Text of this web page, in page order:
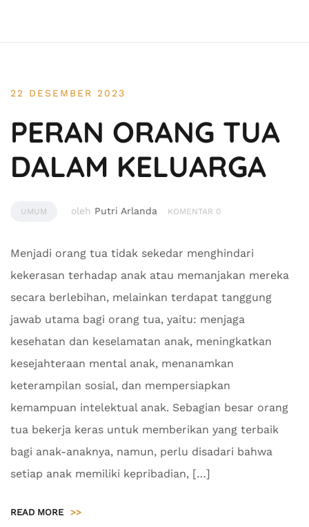
22 DESEMBER 2023
PERAN ORANG TUA
DALAM KELUARGA
UMUM oleh Putri Arlanda KOMENTAR 0
Menjadi orang tua tidak sekedar menghindari
kekerasan terhadap anak atau memanjakan mereka
secara berlebihan, melainkan terdapat tanggung
jawab utama bagi orang tua, yaitu: menjaga
kesehatan dan keselamatan anak, meningkatkan
kesejahteraan mental anak, menanamkan
keterampilan sosial, dan mempersiapkan
kemampuan intelektual anak. Sebagian besar orang
tua bekerja keras untuk memberikan yang terbaik
bagi anak-anaknya, namun, perlu disadari bahwa
setiap anak memiliki kepribadian, […]
READ MORE >>